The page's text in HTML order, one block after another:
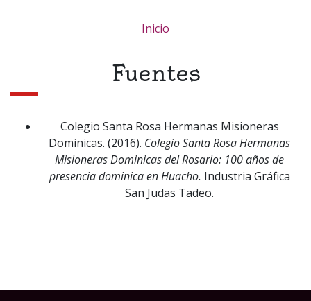
Inicio
Fuentes
Colegio Santa Rosa Hermanas Misioneras
Dominicas. (2016). Colegio Santa Rosa Hermanas
Misioneras Dominicas del Rosario: 100 años de
presencia dominica en Huacho. Industria Gráfica
San Judas Tadeo.